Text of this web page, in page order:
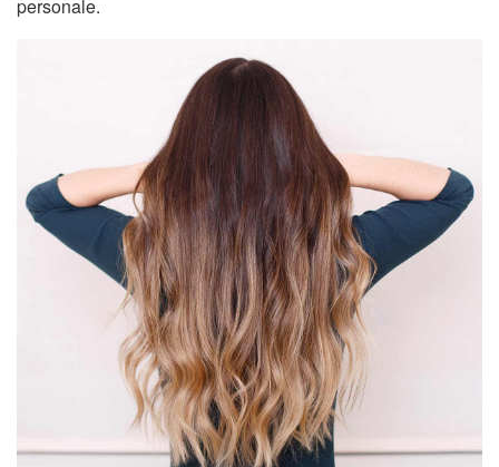
personale.